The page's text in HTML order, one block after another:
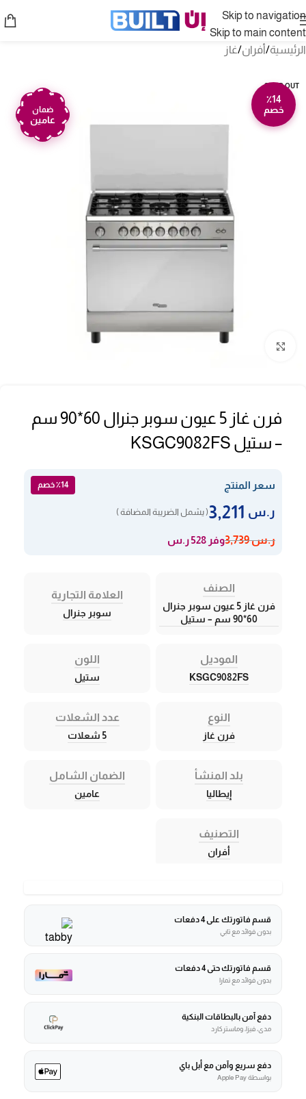
Skip to navigation
Skip to main content
الرئيسية/أفران/غاز
SOLD OUT
٪14
خصم
ضمان
عامين
Click to enlarge
فرن غاز 5 عيون سوبر جنرال 60*90 سم
– ستيل KSGC9082FS
سعر المنتج ٪14 خصم
ر.س ( يشمل الضريبة المضافة )
ر.س3,739 وفر 528 ر.س
الصنف
فرن غاز 5 عيون سوبر جنرال
60*90 سم – ستيل
العلامة التجارية
سوبر جنرال
الموديل
KSGC9082FS
اللون
ستيل
النوع
فرن غاز
عدد الشعلات
5 شعلات
بلد المنشأ
إيطاليا
الضمان الشامل
عامين
التصنيف
أفران
قسم فاتورتك على 4 دفعات
بدون فوائد مع تابي
قسم فاتورتك حتى 4 دفعات
بدون فوائد مع تمارا
دفع آمن بالبطاقات البنكية
مدى، فيزا، وماستركارد
دفع سريع وآمن مع أبل باي
بواسطة Apple Pay